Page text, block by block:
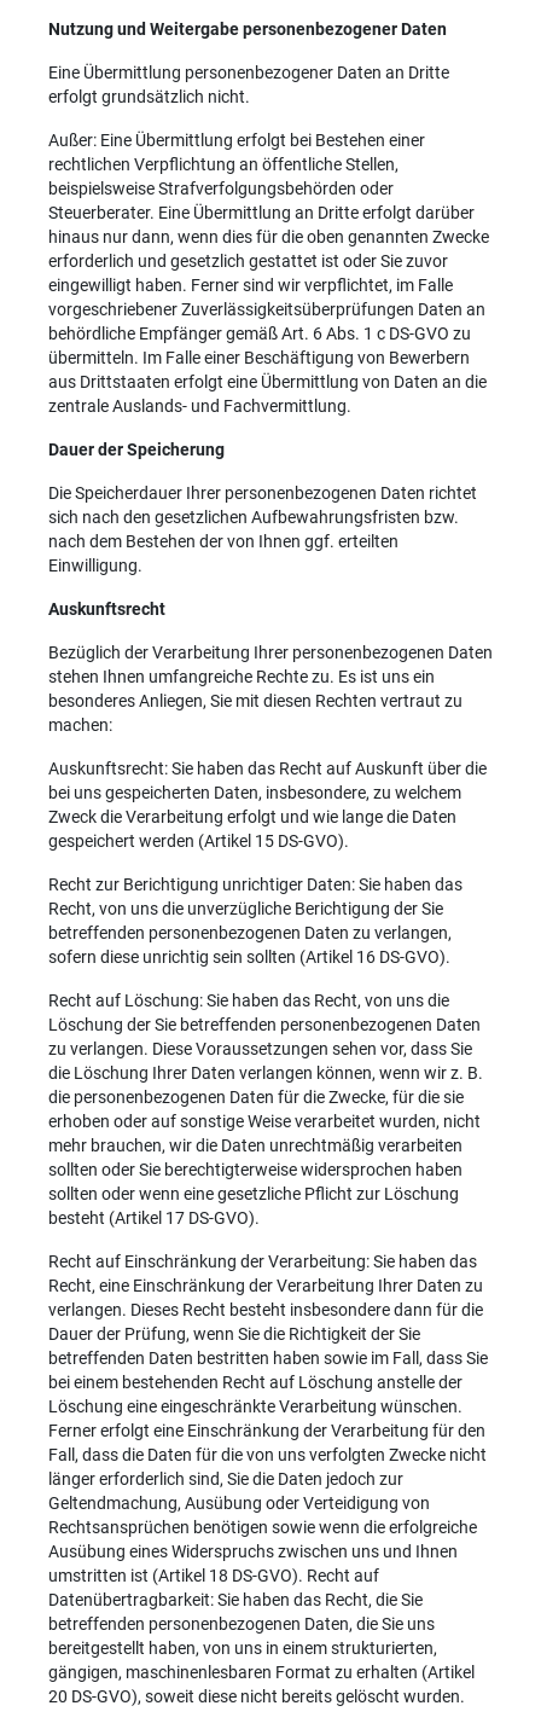
Nutzung und Weitergabe personenbezogener Daten
Eine Übermittlung personenbezogener Daten an Dritte
erfolgt grundsätzlich nicht.
Außer: Eine Übermittlung erfolgt bei Bestehen einer
rechtlichen Verpflichtung an öffentliche Stellen,
beispielsweise Strafverfolgungsbehörden oder
Steuerberater. Eine Übermittlung an Dritte erfolgt darüber
hinaus nur dann, wenn dies für die oben genannten Zwecke
erforderlich und gesetzlich gestattet ist oder Sie zuvor
eingewilligt haben. Ferner sind wir verpflichtet, im Falle
vorgeschriebener Zuverlässigkeitsüberprüfungen Daten an
behördliche Empfänger gemäß Art. 6 Abs. 1 c DS-GVO zu
übermitteln. Im Falle einer Beschäftigung von Bewerbern
aus Drittstaaten erfolgt eine Übermittlung von Daten an die
zentrale Auslands- und Fachvermittlung.
Dauer der Speicherung
Die Speicherdauer Ihrer personenbezogenen Daten richtet
sich nach den gesetzlichen Aufbewahrungsfristen bzw.
nach dem Bestehen der von Ihnen ggf. erteilten
Einwilligung.
Auskunftsrecht
Bezüglich der Verarbeitung Ihrer personenbezogenen Daten
stehen Ihnen umfangreiche Rechte zu. Es ist uns ein
besonderes Anliegen, Sie mit diesen Rechten vertraut zu
machen:
Auskunftsrecht: Sie haben das Recht auf Auskunft über die
bei uns gespeicherten Daten, insbesondere, zu welchem
Zweck die Verarbeitung erfolgt und wie lange die Daten
gespeichert werden (Artikel 15 DS-GVO).
Recht zur Berichtigung unrichtiger Daten: Sie haben das
Recht, von uns die unverzügliche Berichtigung der Sie
betreffenden personenbezogenen Daten zu verlangen,
sofern diese unrichtig sein sollten (Artikel 16 DS-GVO).
Recht auf Löschung: Sie haben das Recht, von uns die
Löschung der Sie betreffenden personenbezogenen Daten
zu verlangen. Diese Voraussetzungen sehen vor, dass Sie
die Löschung Ihrer Daten verlangen können, wenn wir z. B.
die personenbezogenen Daten für die Zwecke, für die sie
erhoben oder auf sonstige Weise verarbeitet wurden, nicht
mehr brauchen, wir die Daten unrechtmäßig verarbeiten
sollten oder Sie berechtigterweise widersprochen haben
sollten oder wenn eine gesetzliche Pflicht zur Löschung
besteht (Artikel 17 DS-GVO).
Recht auf Einschränkung der Verarbeitung: Sie haben das
Recht, eine Einschränkung der Verarbeitung Ihrer Daten zu
verlangen. Dieses Recht besteht insbesondere dann für die
Dauer der Prüfung, wenn Sie die Richtigkeit der Sie
betreffenden Daten bestritten haben sowie im Fall, dass Sie
bei einem bestehenden Recht auf Löschung anstelle der
Löschung eine eingeschränkte Verarbeitung wünschen.
Ferner erfolgt eine Einschränkung der Verarbeitung für den
Fall, dass die Daten für die von uns verfolgten Zwecke nicht
länger erforderlich sind, Sie die Daten jedoch zur
Geltendmachung, Ausübung oder Verteidigung von
Rechtsansprüchen benötigen sowie wenn die erfolgreiche
Ausübung eines Widerspruchs zwischen uns und Ihnen
umstritten ist (Artikel 18 DS-GVO). Recht auf
Datenübertragbarkeit: Sie haben das Recht, die Sie
betreffenden personenbezogenen Daten, die Sie uns
bereitgestellt haben, von uns in einem strukturierten,
gängigen, maschinenlesbaren Format zu erhalten (Artikel
20 DS-GVO), soweit diese nicht bereits gelöscht wurden.